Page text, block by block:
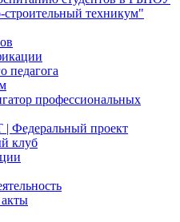
техникум"
педагога
профессиональных
проект
клуб